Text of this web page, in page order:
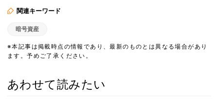
関連キーワード
暗号資産
※本記事は掲載時点の情報であり、最新のものとは異なる場合があり
ます。予めご了承ください。
あわせて読みたい